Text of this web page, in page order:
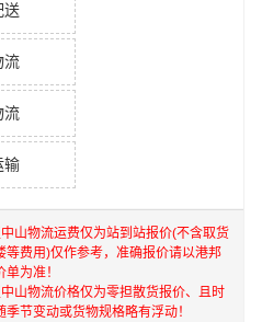
送
流
流
输
中山物流运费仅为站到站报价(不含取货
等费用)仅作参考，准确报价请以港邦
为准！
中山物流价格仅为零担散货报价、且时
节变动或货物规格略有浮动！